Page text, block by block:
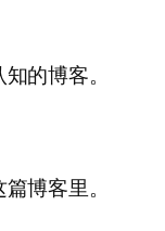
的博客。
博客里。